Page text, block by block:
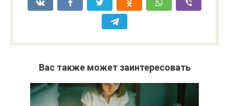
Вас также может заинтересовать